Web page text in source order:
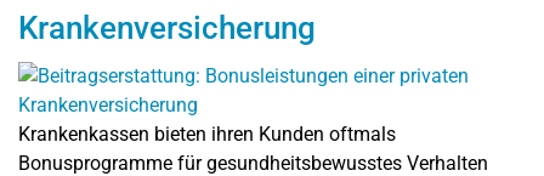
Krankenversicherung
Krankenkassen bieten ihren Kunden oftmals
Bonusprogramme für gesundheitsbewusstes Verhalten